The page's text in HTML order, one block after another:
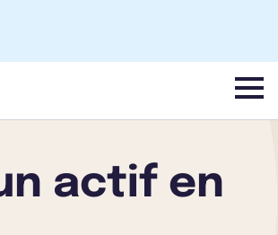
menu
actif en